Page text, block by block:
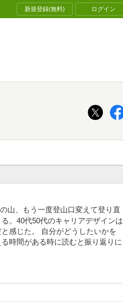
新規登録(無料) ログイン
山、もう一度登山口変えて登り直
。40代50代のキャリアデザインは
感じた。 自分がどうしたいかを
時間がある時に読むと振り返りに